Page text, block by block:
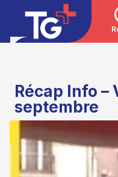
Récap Info –
septembre